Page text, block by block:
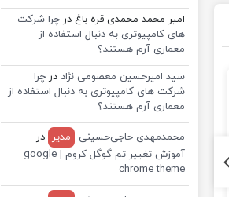
2021 یوونتوس در
یورو 2020 با PES
امیر محمد محمدی قره باغ درچرا شرکت
های کامپیوتری به دنبال استفاده از
معماری آرم هستند؟
سید امیرحسین معصومی نژاد درچرا
شرکت های کامپیوتری به دنبال استفاده از
معماری آرم هستند؟
محمدمهدی حاجی‌حسینی مدیر
در
آموزش تغییر تم گوگل کروم | google
chrome theme